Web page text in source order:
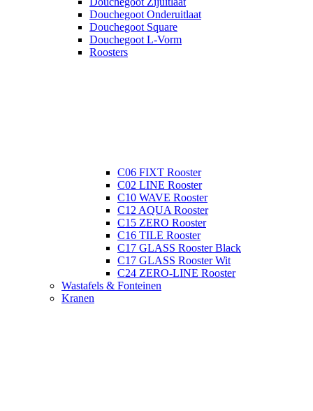
Douchegoot Onderuitlaat
Douchegoot Square
Douchegoot L-Vorm
Roosters
C06 FIXT Rooster
C02 LINE Rooster
C10 WAVE Rooster
C12 AQUA Rooster
C15 ZERO Rooster
C16 TILE Rooster
C17 GLASS Rooster Black
C17 GLASS Rooster Wit
C24 ZERO-LINE Rooster
Wastafels & Fonteinen
Kranen